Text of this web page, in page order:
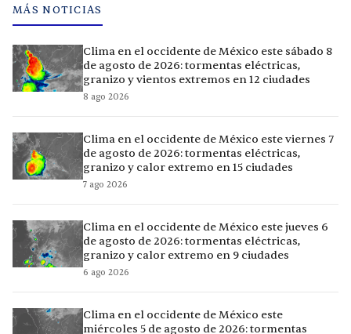
MÁS NOTICIAS
Clima en el occidente de México este sábado 8
de agosto de 2026: tormentas eléctricas,
granizo y vientos extremos en 12 ciudades
8 ago 2026
Clima en el occidente de México este viernes 7
de agosto de 2026: tormentas eléctricas,
granizo y calor extremo en 15 ciudades
7 ago 2026
Clima en el occidente de México este jueves 6
de agosto de 2026: tormentas eléctricas,
granizo y calor extremo en 9 ciudades
6 ago 2026
Clima en el occidente de México este
miércoles 5 de agosto de 2026: tormentas